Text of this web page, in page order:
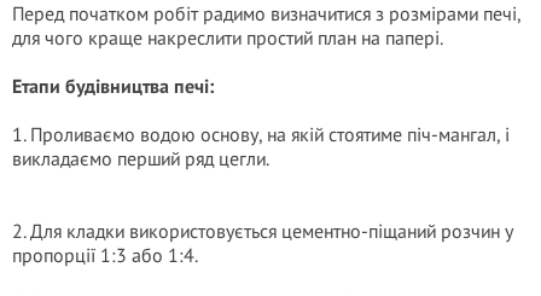
Перед початком робіт радимо визначитися з розмірами печі,
для чого краще накреслити простий план на папері.
Етапи будівництва печі:
1. Проливаємо водою основу, на якій стоятиме піч-мангал, і
викладаємо перший ряд цегли.
2. Для кладки використовується цементно-піщаний розчин у
пропорції 1:3 або 1:4.